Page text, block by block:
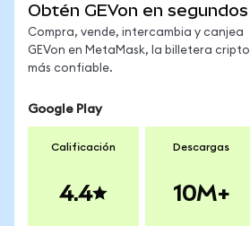
Obtén GEVon en segundos
Compra, vende, intercambia y canjea
GEVon en MetaMask, la billetera cripto
más confiable.
Google Play
Calificación
4.4
Descargas
10M+